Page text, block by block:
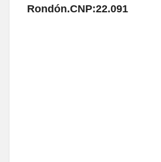
Rondón.CNP:22.091